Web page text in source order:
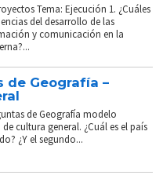
Tema: Ejecución 1. ¿Cuáles
del desarrollo de las
y comunicación en la
de Geografía –
de Geografía modelo
cultura general. ¿Cuál es el país
¿Y el segundo...